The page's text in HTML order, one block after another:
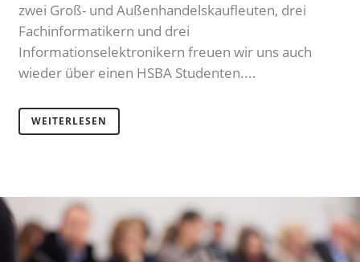
zwei Groß- und Außenhandelskaufleuten, drei
Fachinformatikern und drei
Informationselektronikern freuen wir uns auch
wieder über einen HSBA Studenten....
WEITERLESEN